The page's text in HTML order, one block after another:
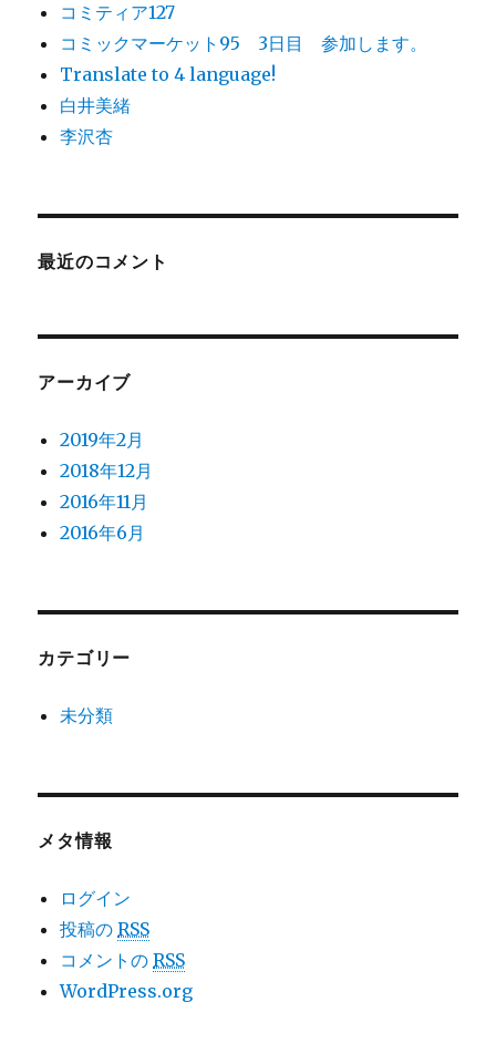
コミティア127
コミックマーケット95 3日目 参加します。
Translate to 4 language!
白井美緒
李沢杏
最近のコメント
アーカイブ
2019年2月
2018年12月
2016年11月
2016年6月
カテゴリー
未分類
メタ情報
ログイン
投稿のRSS
コメントのRSS
WordPress.org